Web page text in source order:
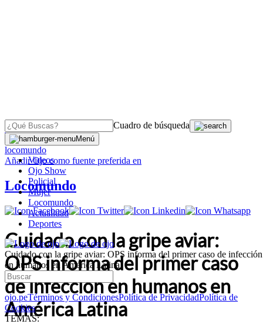
Cuadro de búsqueda
Menú
Videos
Ojo Show
Policial
Mujer
Locomundo
Actualidad
Deportes
Cuidado con la gripe aviar: OPS informa del primer caso de infección
en humanos en América Latina
ojo.peTérminos y CondicionesPolítica de PrivacidadPolítica de
Cookies
TEMAS:
OJO
locomundo
AñadirOjocomo fuente preferida en
Locomundo
Cuidado con la gripe aviar:
OPS informa del primer caso
de infección en humanos en
América Latina